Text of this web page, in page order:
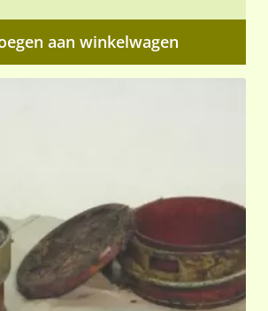
aan winkelwagen